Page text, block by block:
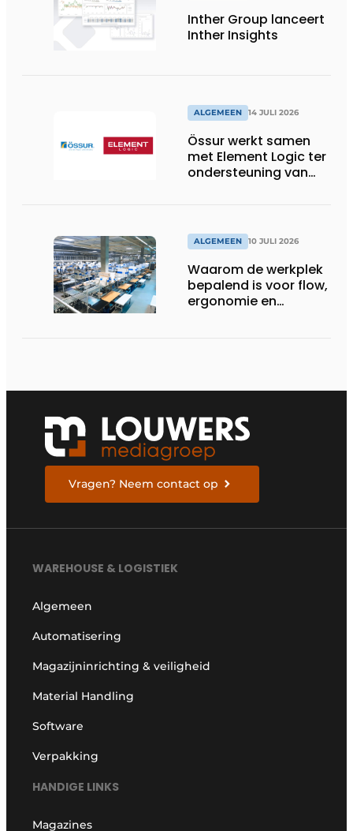
Inther Group lanceert
Inther Insights
ALGEMEEN 14 JULI 2026
Össur werkt samen
met Element Logic ter
ondersteuning van
ALGEMEEN 10 JULI 2026
Waarom de werkplek
bepalend is voor flow,
ergonomie en
Vragen? Neem contact op
WAREHOUSE & LOGISTIEK
Algemeen
Automatisering
Magazijninrichting & veiligheid
Material Handling
Software
Verpakking
HANDIGE LINKS
Magazines